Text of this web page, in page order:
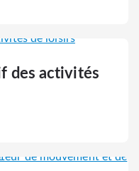
des activités